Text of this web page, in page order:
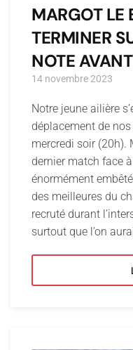
MARGOT LE
TERMINER
NOTE
14 novembre 2023
Notre jeune ailière
déplacement de
mercredi soir (20h).
dernier match face
énormément
des meilleures du
recruté durant
surtout que l’on